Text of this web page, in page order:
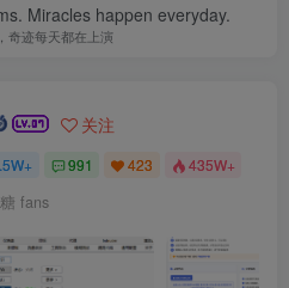
Miracles happen everyday.
奇迹每天都在上演
关注
991 423 435W+
fans